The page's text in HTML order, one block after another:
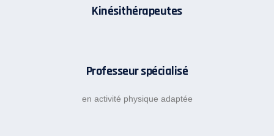
Kinésithérapeutes
Professeur spécialisé
en activité physique adaptée